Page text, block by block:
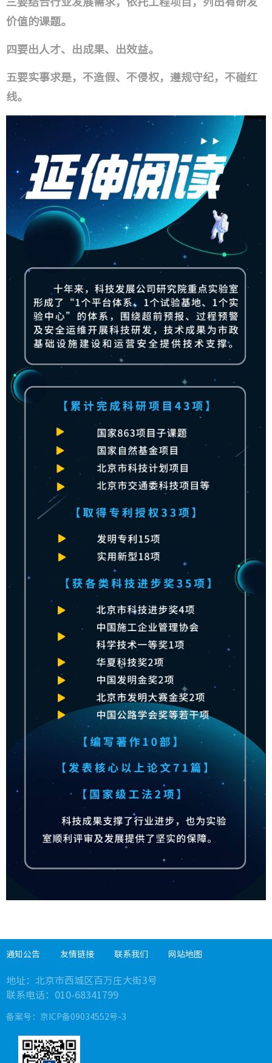
价值的课题。
四要出人才、出成果、出效益。
五要实事求是，不造假、不侵权，遵规守纪，不碰红
线。
通知公告 友情链接 联系我们 网站地图
地址： 北京市西城区百万庄大街3号
联系电话：010-68341799
备案号： 京ICP备09034552号-3